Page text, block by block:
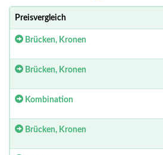
Preisvergleich
Brücken, Kronen
Brücken, Kronen
Kombination
Brücken, Kronen